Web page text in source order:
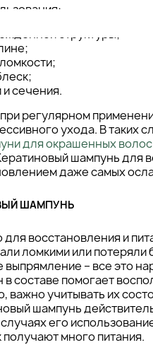
структуры;
сечения.
регулярном
ухода. В таких
для окрашенных волос
шампунь для
даже самых
ШАМПУНЬ
восстановления и
ломкими или
выпрямление – все это
в составе помогает
важно учитывать их
шампунь
его
много питания.